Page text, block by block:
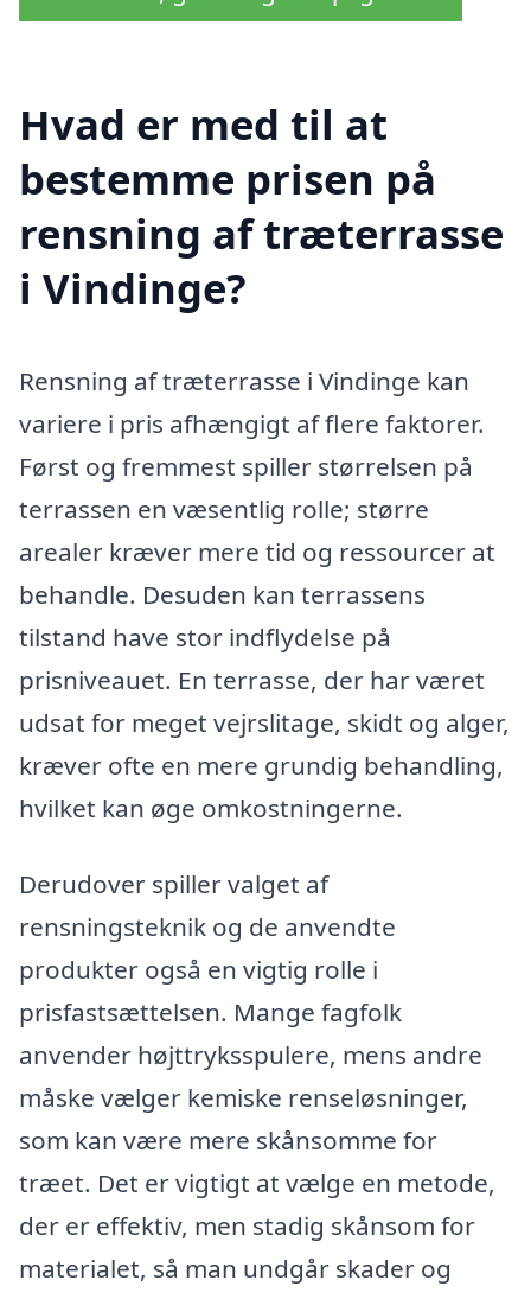
Hvad er med til at
bestemme prisen på
rensning af træterrasse
i Vindinge?
Rensning af træterrasse i Vindinge kan
variere i pris afhængigt af flere faktorer.
Først og fremmest spiller størrelsen på
terrassen en væsentlig rolle; større
arealer kræver mere tid og ressourcer at
behandle. Desuden kan terrassens
tilstand have stor indflydelse på
prisniveauet. En terrasse, der har været
udsat for meget vejrslitage, skidt og alger,
kræver ofte en mere grundig behandling,
hvilket kan øge omkostningerne.
Derudover spiller valget af
rensningsteknik og de anvendte
produkter også en vigtig rolle i
prisfastsættelsen. Mange fagfolk
anvender højttryksspulere, mens andre
måske vælger kemiske renseløsninger,
som kan være mere skånsomme for
træet. Det er vigtigt at vælge en metode,
der er effektiv, men stadig skånsom for
materialet, så man undgår skader og